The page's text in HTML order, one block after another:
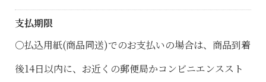
支払期限
○払込用紙(商品同送)でのお支払いの場合は、商品到着
後14日以内に、お近くの郵便局かコンビニエンススト